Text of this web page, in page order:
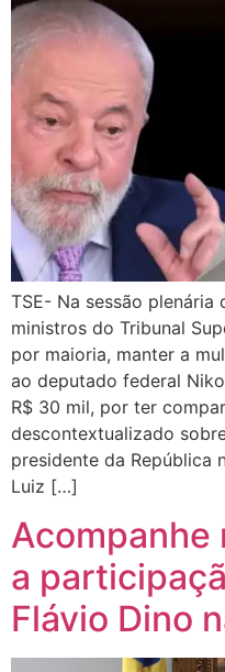
TSE- Na sessão
ministros do Tribunal
por maioria, manter a
ao deputado federal
R$ 30 mil, por ter
descontextualizado
presidente da República
Luiz […]
Acompanhe
a
Flávio Dino